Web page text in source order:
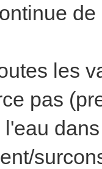
de
les
pas